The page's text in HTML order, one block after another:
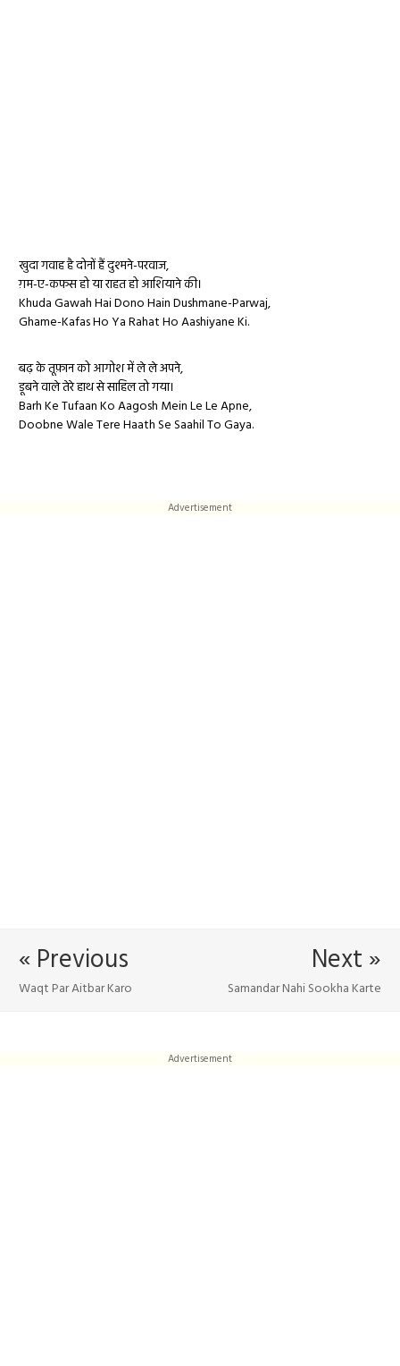
खुदा गवाह है दोनों हैं दुश्मने-परवाज,
ग़म-ए-कफस हो या राहत हो आशियाने की।
Khuda Gawah Hai Dono Hain Dushmane-Parwaj,
Ghame-Kafas Ho Ya Rahat Ho Aashiyane Ki.
बढ़ के तूफ़ान को आगोश में ले ले अपने,
डूबने वाले तेरे हाथ से साहिल तो गया।
Barh Ke Tufaan Ko Aagosh Mein Le Le Apne,
Doobne Wale Tere Haath Se Saahil To Gaya.
Advertisement
Next »
Samandar Nahi Sookha Karte
« Previous
Waqt Par Aitbar Karo
Advertisement